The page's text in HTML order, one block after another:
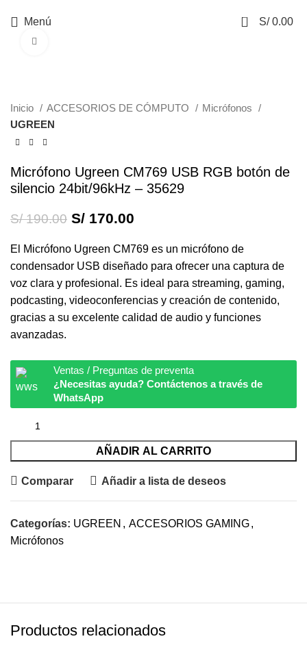
Menú 0 S/0.00
Inicio ACCESORIOS DE CÓMPUTO
Micrófonos
UGREEN
Micrófono Ugreen CM769 USB RGB botón de
silencio 24bit/96kHz – 35629
S/190.00 S/ 170.00
El Micrófono Ugreen CM769 es un micrófono de
condensador USB diseñado para ofrecer una captura de
voz clara y profesional. Es ideal para streaming, gaming,
podcasting, videoconferencias y creación de contenido,
gracias a su excelente calidad de audio y funciones
avanzadas.
Ventas / Preguntas de preventa
¿Necesitas ayuda? Contáctenos a través de
WhatsApp
AÑADIR AL CARRITO
Comparar Añadir a lista de deseos
Categorías: UGREEN , ACCESORIOS GAMING,
Micrófonos
Productos relacionados